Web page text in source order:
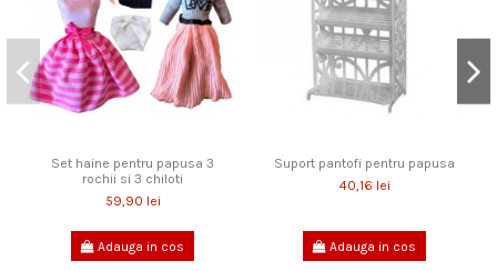
Set haine pentru papusa 3
rochii si 3 chiloti
59,90 lei
Adauga in cos
Suport pantofi pentru papusa
40,16 lei
Adauga in cos